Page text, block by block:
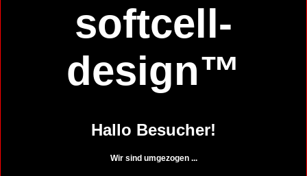
softcell-
design™
Hallo Besucher!
Wir sind umgezogen ...